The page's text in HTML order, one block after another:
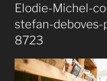
Elodie-Michel-
stefan-
8723